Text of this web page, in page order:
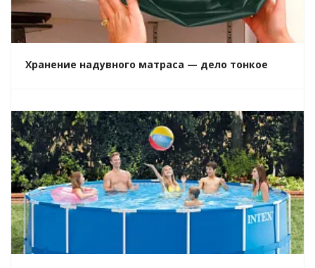
Хранение надувного матраса — дело тонкое